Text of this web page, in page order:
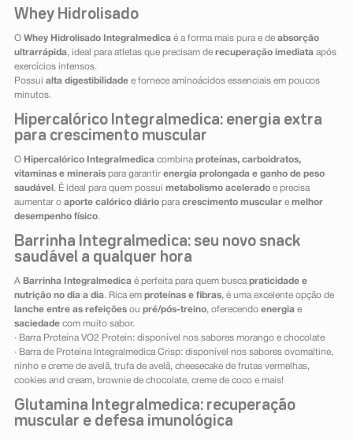
Whey Hidrolisado
O Whey Hidrolisado Integralmedicaé a forma mais pura e de absorção
ultrarrápida, ideal para atletas que precisam de recuperação imediataapós
exercícios intensos.
Possui alta digestibilidadee fornece aminoácidos essenciais em poucos
minutos.
Hipercalórico Integralmedica: energia extra
para crescimento muscular
O Hipercalórico Integralmedicacombina proteínas, carboidratos,
vitaminas e mineraispara garantir energia prolongada e ganho de peso
saudável . É ideal para quem possui metabolismo aceleradoe precisa
aumentar o aporte calórico diáriopara crescimento musculare melhor
desempenho físico.
Barrinha Integralmedica: seu novo snack
saudável a qualquer hora
A Barrinha Integralmedicaé perfeita para quem busca praticidade e
nutrição no dia a dia. Rica em proteínas e fibras, é uma excelente opção de
lanche entre as refeiçõesou pré/pós-treino, oferecendo energiae
saciedadecom muito sabor.
· Barra Proteína VO2 Protein: disponível nos sabores morango e chocolate
· Barra de Proteína Integralmedica Crisp: disponível nos sabores ovomaltine,
ninho e creme de avelã, trufa de avelã, cheesecake de frutas vermelhas,
cookies and cream, brownie de chocolate, creme de coco e mais!
Glutamina Integralmedica: recuperação
muscular e defesa imunológica